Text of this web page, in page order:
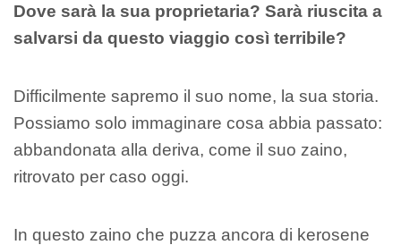
Dove sarà la sua proprietaria? Sarà riuscita a
salvarsi da questo viaggio così terribile?
Difficilmente sapremo il suo nome, la sua storia.
Possiamo solo immaginare cosa abbia passato:
abbandonata alla deriva, come il suo zaino,
ritrovato per caso oggi.
In questo zaino che puzza ancora di kerosene